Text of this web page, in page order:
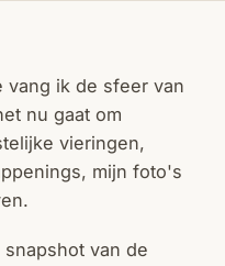
vang ik de sfeer van
nu gaat om
vieringen,
mijn foto's
van de